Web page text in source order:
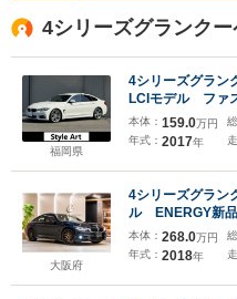
4シリーズグランク
福岡県
4シリーズグラン
LCIモデル ファ
シート
本体： 159.0万円
年式： 2017年
大阪府
4シリーズグラン
ル ENERGY新
トシートヒータ
ックカラー マル
ダプティブLED
本体： 268.0万円
年式： 2018年